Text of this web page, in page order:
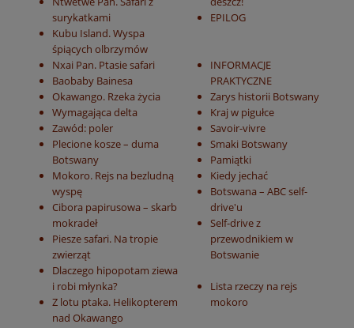
surykatkami
Kubu Island. Wyspa
śpiących olbrzymów
Nxai Pan. Ptasie safari
Baobaby Bainesa
Okawango. Rzeka życia
Wymagająca delta
Zawód: poler
Plecione kosze – duma
Botswany
Mokoro. Rejs na bezludną
wyspę
Cibora papirusowa – skarb
mokradeł
Piesze safari. Na tropie
zwierząt
Dlaczego hipopotam ziewa
i robi młynka?
Z lotu ptaka. Helikopterem
nad Okawango
EPILOG
INFORMACJE
PRAKTYCZNE
Zarys historii Botswany
Kraj w pigułce
Savoir-vivre
Smaki Botswany
Pamiątki
Kiedy jechać
Botswana – ABC self-
drive'u
Self-drive z
przewodnikiem w
Botswanie
Lista rzeczy na rejs
mokoro